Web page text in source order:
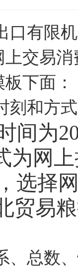
口有限
交易
下面：
刻和方式
间为
为网
，选择
贸易
、总数